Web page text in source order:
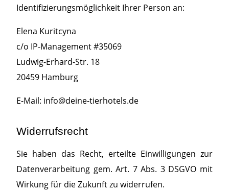
Identifizierungsmöglichkeit Ihrer Person an:
Elena Kuritcyna
c/o IP-Management #35069
Ludwig-Erhard-Str. 18
20459 Hamburg
E-Mail: info@deine-tierhotels.de
Widerrufsrecht
Sie haben das Recht, erteilte Einwilligungen zur
Datenverarbeitung gem. Art. 7 Abs. 3 DSGVO mit
Wirkung für die Zukunft zu widerrufen.